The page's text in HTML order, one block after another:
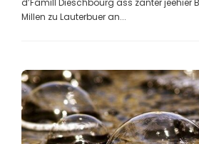
d’Famill Dieschbourg ass zanter jeehier
Millen zu Lauterbuer an...